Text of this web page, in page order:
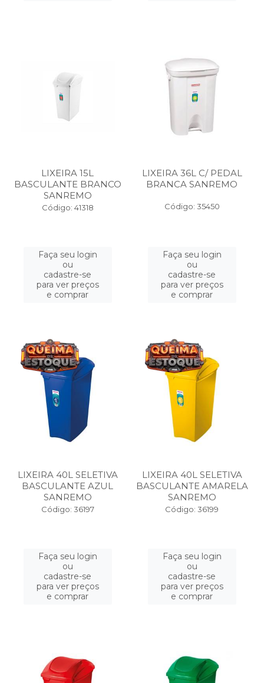
LIXEIRA 15L
BASCULANTE BRANCO
SANREMO
Código: 41318
Faça seu login
ou
cadastre-se
para ver preços
e comprar
LIXEIRA 36L C/ PEDAL
BRANCA SANREMO
Código: 35450
Faça seu login
ou
cadastre-se
para ver preços
e comprar
LIXEIRA 40L SELETIVA
BASCULANTE AZUL
SANREMO
Código: 36197
Faça seu login
ou
cadastre-se
para ver preços
e comprar
LIXEIRA 40L SELETIVA
BASCULANTE AMARELA
SANREMO
Código: 36199
Faça seu login
ou
cadastre-se
para ver preços
e comprar